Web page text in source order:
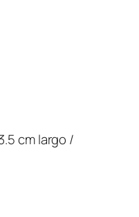
cm largo /